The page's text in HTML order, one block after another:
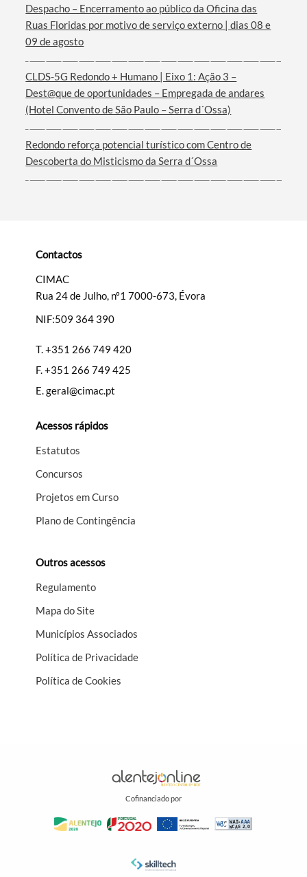
Termo de Pesquisa
Categorias gerais
Filtros
Despacho – Encerramento ao público da Oficina das
Ruas Floridas por motivo de serviço externo | dias 08 e
09 de agosto
CLDS-5G Redondo + Humano | Eixo 1: Ação 3 –
Dest@que de oportunidades – Empregada de andares
(Hotel Convento de São Paulo – Serra d´Ossa)
Redondo reforça potencial turístico com Centro de
Descoberta do Misticismo da Serra d´Ossa
Contactos
CIMAC
Rua 24 de Julho, nº1 7000-673, Évora
NIF:509 364 390
T.+351 266 749 420
F.+351 266 749 425
E.geral@cimac.pt
Acessos rápidos
Estatutos
Concursos
Projetos em Curso
Plano de Contingência
Outros acessos
Regulamento
Mapa do Site
Municípios Associados
Política de Privacidade
Política de Cookies
Cofinanciado por